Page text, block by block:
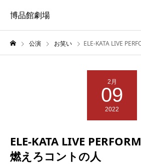
博品館劇場
公演 お笑い ELE-KATA LIVE
2月
09
2022
ELE-KATA LIVE
燃えろコントの人